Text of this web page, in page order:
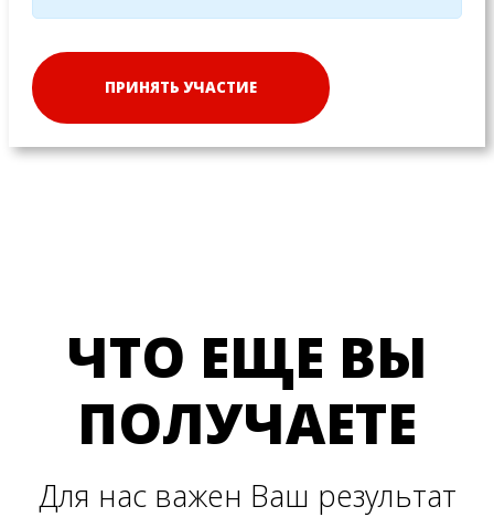
ПРИНЯТЬ УЧАСТИЕ
ЧТО ЕЩЕ ВЫ
ПОЛУЧАЕТЕ
Для нас важен Ваш результат